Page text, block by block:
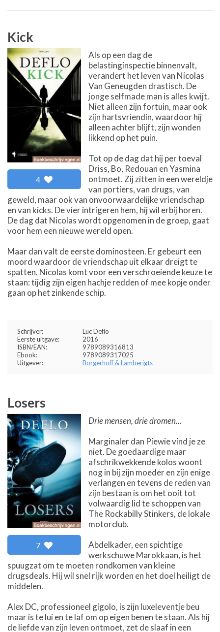
Kick
4
Als op een dag de
belastinginspectie binnenvalt,
verandert het leven van Nicolas
Van Geneugden drastisch. De
jonge selfmade man is alles kwijt.
Niet alleen zijn fortuin, maar ook
zijn hartsvriendin, waardoor hij
alleen achter blijft, zijn wonden
likkend op het puin.
Tot op de dag dat hij per toeval
Driss, Bo, Redouan en Yasmina
ontmoet. Zij zitten in een wereldje
van portiers, van drugs, van
geweld, maar ook van onvoorwaardelijke vriendschap
en van kicks. De vier intrigeren hem, hij wil erbij horen.
De dag dat Nicolas wordt opgenomen in de groep, gaat
voor hem een nieuwe wereld open.
Maar dan valt de eerste dominosteen. Er gebeurt een
moord waardoor de vriendschap uit elkaar dreigt te
spatten. Nicolas komt voor een verschroeiende keuze te
staan: tijdig zijn eigen hachje redden of mee kopje onder
gaan op het zinkende schip.
Schrijver:
Luc Deflo
Eerste uitgave:
2016
ISBN/EAN:
9789089316813
Ebook:
9789089317025
Uitgever:
Borgerhoff & Lamberigts
Losers
7
Drie mensen, drie dromen...
Marginaler dan Piewie vind je ze
niet. De goedaardige maar
afschrikwekkende kolos woont
nog in bij zijn moeder en zijn enige
verlangen en tevens de reden van
zijn bestaan is om het ooit tot
volwaardig lid te schoppen van
The Rockabilly Stinkers, de lokale
motorclub.
Abdelkader, een spichtige
werkschuwe Marokkaan, is het
spuugzat om te moeten rondkomen van kleine
drugsdeals. Hij wil snel rijk worden en het doel heiligt de
middelen.
Alex DC, professioneel gigolo, is zijn luxeleventje beu
maar is te lui en te laf om op eigen benen te staan. Als hij
de liefde van zijn leven ontmoet, zet de slaaf in een